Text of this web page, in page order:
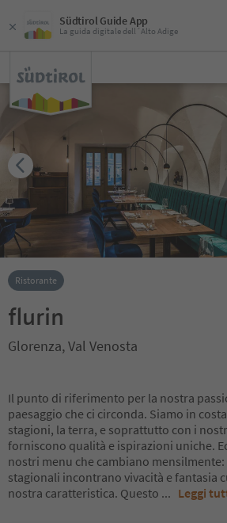
Südtirol Guide App
La guida digitale dell´Alto Adige
Ristorante
flurin
Glorenza, Val Venosta
Il punto di riferimento per la nostra
paesaggio che ci circonda. Siamo in
stagioni, la terra, e soprattutto con i
forniscono qualità e ispirazioni uniche.
nostri menu che cambiano
stagionali incontrano vivacità e fantasia
nostra caratteristica. Questo ... Leggi